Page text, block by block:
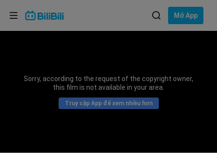
Mở App
Sorry, according to the request of the copyright owner,
this film is not available in your area.
Truy cập App để xem nhiều hơn
Lựa chọn ngôn ngữ
Bahasa Indonesia